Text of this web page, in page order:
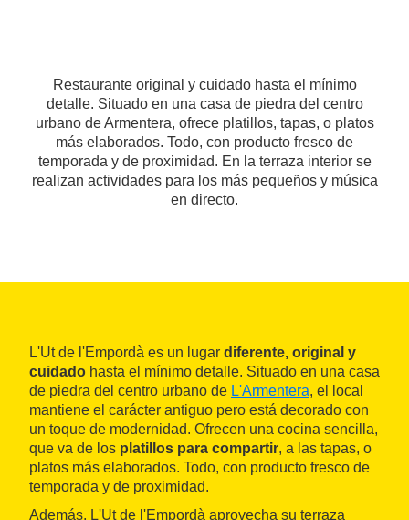
Restaurante original y cuidado hasta el mínimo
detalle. Situado en una casa de piedra del centro
urbano de Armentera, ofrece platillos, tapas, o platos
más elaborados. Todo, con producto fresco de
temporada y de proximidad. En la terraza interior se
realizan actividades para los más pequeños y música
en directo.
L'Ut de l'Empordà es un lugar diferente, original y
cuidado hasta el mínimo detalle. Situado en una casa
de piedra del centro urbano de L'Armentera, el local
mantiene el carácter antiguo pero está decorado con
un toque de modernidad. Ofrecen una cocina sencilla,
que va de los platillos para compartir, a las tapas, o
platos más elaborados. Todo, con producto fresco de
temporada y de proximidad.
Además, L'Ut de l'Empordà aprovecha su terraza